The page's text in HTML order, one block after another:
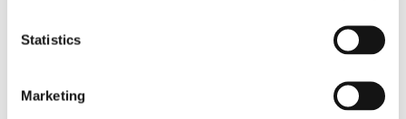
Statistics
Marketing
Martedì, 13 dicembre 2022 (17:30 - 19:00) presso